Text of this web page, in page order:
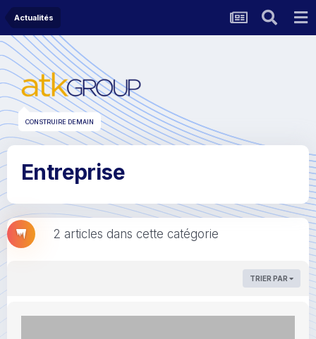
Actualités
CONSTRUIRE DEMAIN
Entreprise
2 articles dans cette catégorie
TRIER PAR